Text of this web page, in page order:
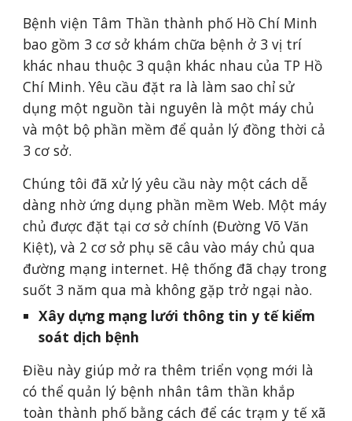
Bệnh viện Tâm Thần thành phố Hồ Chí Minh
bao gồm 3 cơ sở khám chữa bệnh ở 3 vị trí
khác nhau thuộc 3 quận khác nhau của TP Hồ
Chí Minh. Yêu cầu đặt ra là làm sao chỉ sử
dụng một nguồn tài nguyên là một máy chủ
và một bộ phần mềm để quản lý đồng thời cả
3 cơ sở.
Chúng tôi đã xử lý yêu cầu này một cách dễ
dàng nhờ ứng dụng phần mềm Web. Một máy
chủ được đặt tại cơ sở chính (Đường Võ Văn
Kiệt), và 2 cơ sở phụ sẽ câu vào máy chủ qua
đường mạng internet. Hệ thống đã chạy trong
suốt 3 năm qua mà không gặp trở ngại nào.
Xây dựng mạng lưới thông tin y tế kiểm
soát dịch bệnh
Điều này giúp mở ra thêm triển vọng mới là
có thể quản lý bệnh nhân tâm thần khắp
toàn thành phố bằng cách để các trạm y tế xã